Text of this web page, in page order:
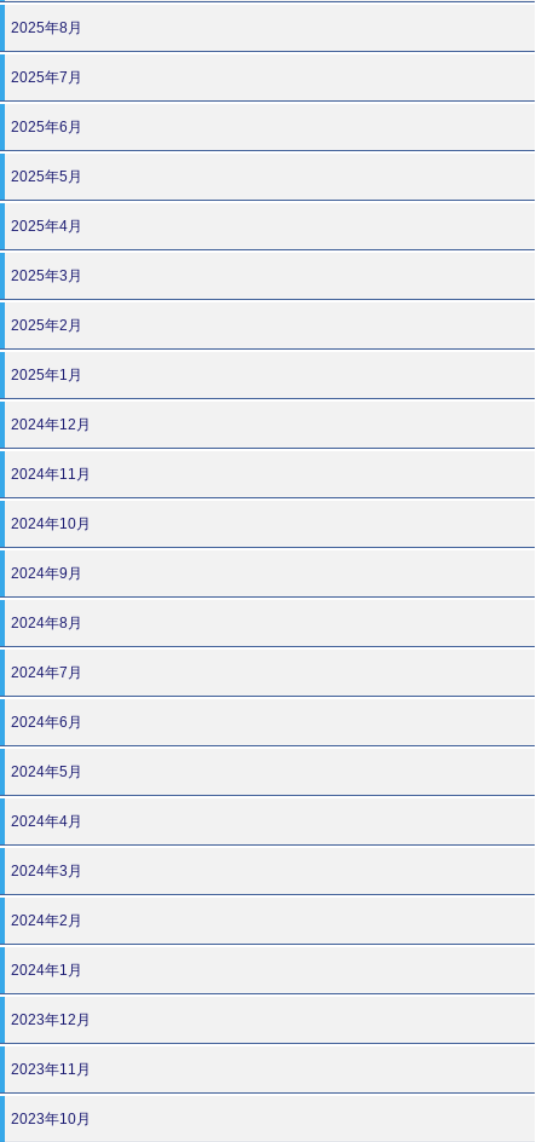
2025年8月
2025年7月
2025年6月
2025年5月
2025年4月
2025年3月
2025年2月
2025年1月
2024年12月
2024年11月
2024年10月
2024年9月
2024年8月
2024年7月
2024年6月
2024年5月
2024年4月
2024年3月
2024年2月
2024年1月
2023年12月
2023年11月
2023年10月